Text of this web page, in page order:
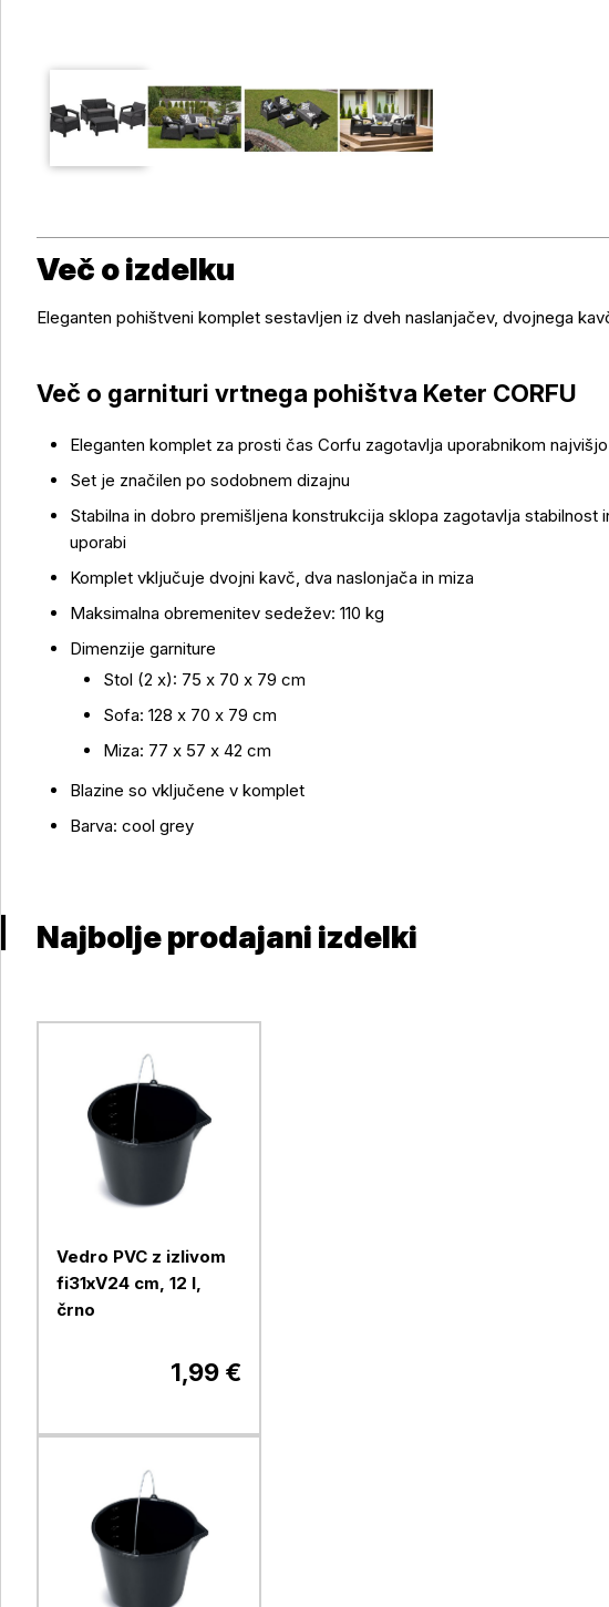
Več o izdelku
Več o izdelku
Eleganten pohištveni komplet sestavljen iz dveh naslanjačev, dvojnega
Več o garnituri vrtnega pohištva Keter CORFU
Eleganten komplet za prosti čas Corfu zagotavlja uporabnikom
Set je značilen po sodobnem dizajnu
Stabilna in dobro premišljena konstrukcija sklopa zagotavlja stabilnost
uporabi
Komplet vključuje dvojni kavč, dva naslonjača in miza
Maksimalna obremenitev sedežev: 110 kg
Dimenzije garniture
Stol (2 x): 75 x 70 x 79 cm
Sofa: 128 x 70 x 79 cm
Miza: 77 x 57 x 42 cm
Blazine so vključene v komplet
Barva: cool grey
Najbolje prodajani izdelki
Vedro PVC z izlivom
fi31xV24 cm, 12 l,
črno
1,99 €